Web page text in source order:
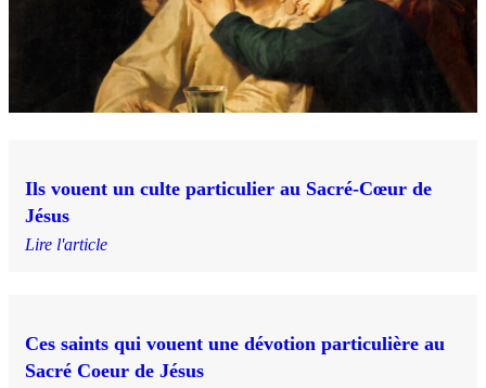
Ils vouent un culte particulier au Sacré-Cœur de
Jésus
Lire l'article
Ces saints qui vouent une dévotion particulière au
Sacré Coeur de Jésus